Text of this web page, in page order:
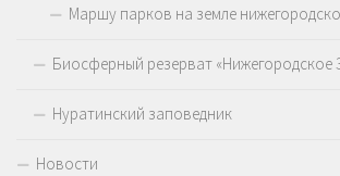
Маршу парков на земле
Биосферный резерват «Нижегородское
Нуратинский заповедник
Новости